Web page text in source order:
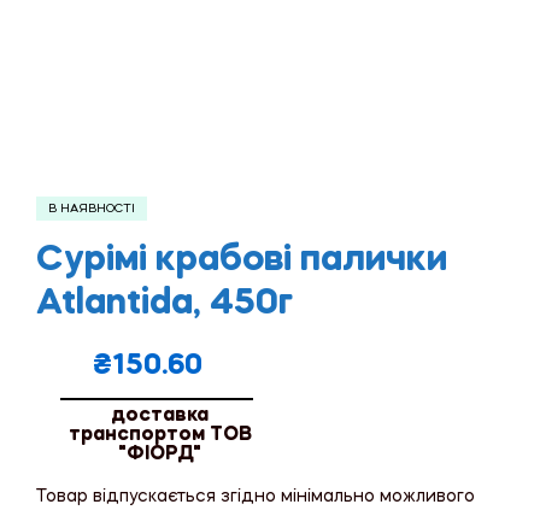
В НАЯВНОСТІ
Сурімі крабові палички
Atlantida, 450г
₴150.60
доставка
транспортом ТОВ
"ФІОРД"
Товар відпускається згідно мінімально можливого